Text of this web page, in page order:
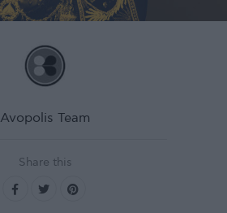
Avopolis Team
Share this